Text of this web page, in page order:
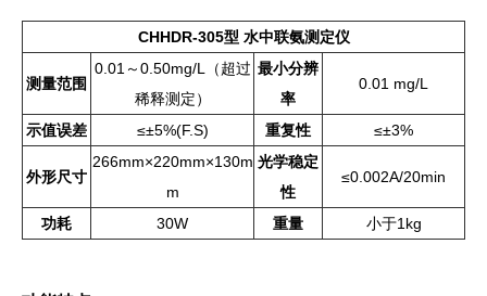
CHHDR-305型 水中联氨测定仪
测量范围
0.01～0.50mg/L（超过
稀释测定）
最小分辨
率
0.01 mg/L
示值误差 ≤±5%(F.S) 重复性 ≤±3%
外形尺寸
266mm×220mm×130m
m
光学稳定
性
≤0.002A/20min
功耗 30W 重量 小于1kg